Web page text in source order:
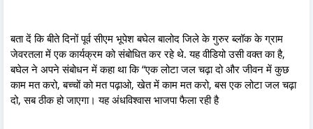
बता दें कि बीते दिनों पूर्व सीएम भूपेश बघेल बालोद जिले के गुरुर ब्लॉक के ग्राम
जेवरतला में एक कार्यक्रम को संबोधित कर रहे थे. यह वीडियो उसी वक्त का है,
बघेल ने अपने संबोधन में कहा था कि “एक लोटा जल चढ़ा दो और जीवन में कुछ
काम मत करो, बच्चों को मत पढ़ाओ, खेत में काम मत करो, बस एक लोटा जल चढ़ा
दो, सब ठीक हो जाएगा। यह अंधविश्वास भाजपा फैला रही है